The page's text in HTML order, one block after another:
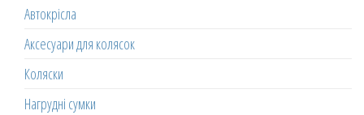
Автокрісла
Аксесуари для колясок
Коляски
Нагрудні сумки